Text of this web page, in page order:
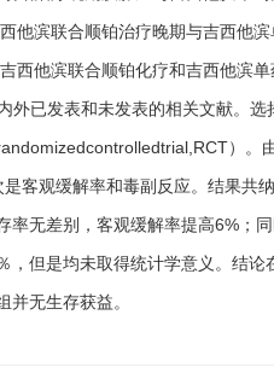
他滨联合顺铂治疗晚期与吉西他
西他滨联合顺铂化疗和吉西他滨
外已发表和未发表的相关文献。
）。
客观缓解率和毒副反应。结果共
率无差别，客观缓解率提高6%；
，但是均未取得统计学意义。结
无生存获益。